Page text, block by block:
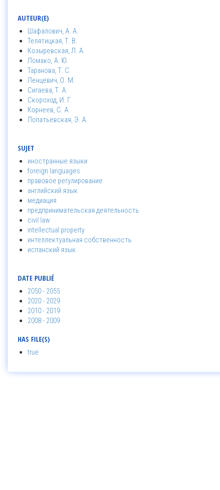
AUTEUR(E)
Шафалович, А. А.
Телятицкая, Т. В.
Козыревская, Л. А.
Ломако, А. Ю.
Таранова, Т. С.
Ленцевич, О. М.
Сигаева, Т. А.
Скороход, И. Г.
Корнеев, С. А.
Лопатьевская, Э. А.
SUJET
иностранные языки
foreign languages
правовое регулирование
английский язык
медиация
предпринимательская деятельность
civil law
intellectual property
интеллектуальная собственность
испанский язык
DATE PUBLIÉ
2050 - 2055
2020 - 2029
2010 - 2019
2008 - 2009
HAS FILE(S)
true